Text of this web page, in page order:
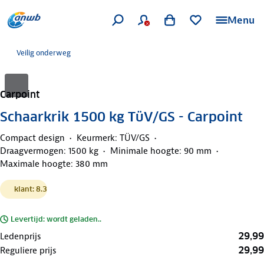
Menu
Veilig onderweg
Carpoint
Schaarkrik 1500 kg TüV/GS - Carpoint
Compact design
Keurmerk: TÜV/GS
Draagvermogen: 1500 kg
Minimale hoogte: 90 mm
Maximale hoogte: 380 mm
klant: 8.3
Levertijd: wordt geladen..
Ledenprijs 29,99
Reguliere prijs 29,99